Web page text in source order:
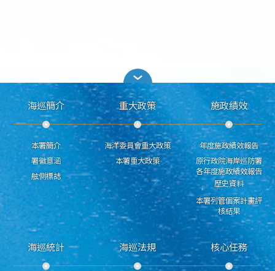
海巡簡介
本署簡介
署徽意涵
舷側標誌
重大政策
海洋委員會重大政策
本署重大政策
施政績效
年度施政績效報告
原行政院海岸巡防署
各年度施政績效報告
歷史資料
本署列管個案計畫評
核結果
海巡統計 海巡法規 核心任務